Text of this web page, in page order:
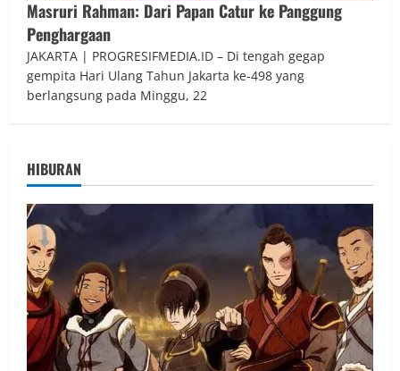
Masruri Rahman: Dari Papan Catur ke Panggung
Penghargaan
JAKARTA | PROGRESIFMEDIA.ID – Di tengah gegap
gempita Hari Ulang Tahun Jakarta ke-498 yang
berlangsung pada Minggu, 22
HIBURAN